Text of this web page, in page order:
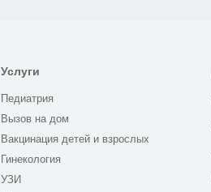
Услуги
Педиатрия
Вызов на дом
Вакцинация детей и взрослых
Гинекология
УЗИ